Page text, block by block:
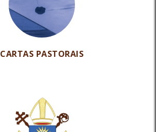
CARTAS PASTORAIS